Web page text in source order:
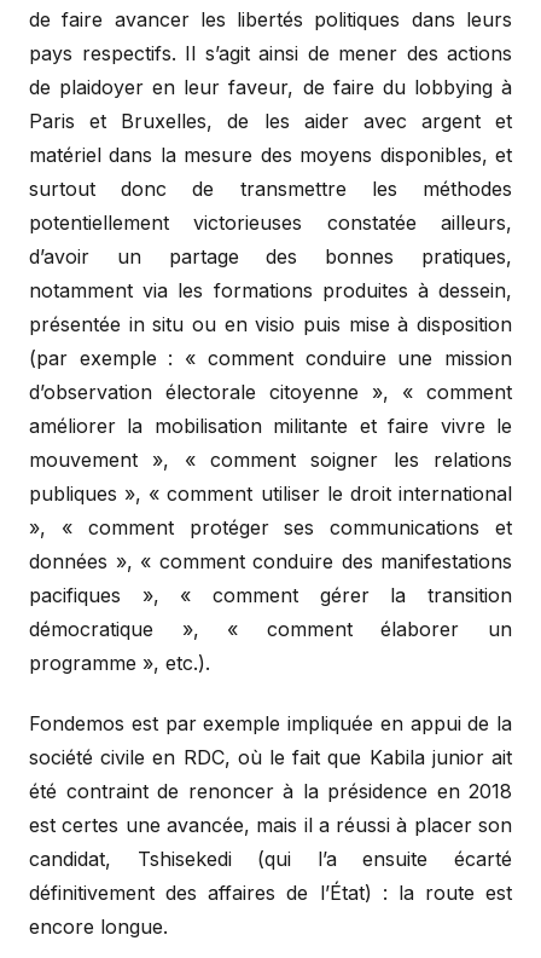
de faire avancer les libertés politiques dans leurs
pays respectifs. Il s’agit ainsi de mener des actions
de plaidoyer en leur faveur, de faire du lobbying à
Paris et Bruxelles, de les aider avec argent et
matériel dans la mesure des moyens disponibles, et
surtout donc de transmettre les méthodes
potentiellement victorieuses constatée ailleurs,
d’avoir un partage des bonnes pratiques,
notamment via les formations produites à dessein,
présentée in situ ou en visio puis mise à disposition
(par exemple : « comment conduire une mission
d’observation électorale citoyenne », « comment
améliorer la mobilisation militante et faire vivre le
mouvement », « comment soigner les relations
publiques », « comment utiliser le droit international
», « comment protéger ses communications et
données », « comment conduire des manifestations
pacifiques », « comment gérer la transition
démocratique », « comment élaborer un
programme », etc.).
Fondemos est par exemple impliquée en appui de la
société civile en RDC, où le fait que Kabila junior ait
été contraint de renoncer à la présidence en 2018
est certes une avancée, mais il a réussi à placer son
candidat, Tshisekedi (qui l’a ensuite écarté
définitivement des affaires de l’État) : la route est
encore longue.